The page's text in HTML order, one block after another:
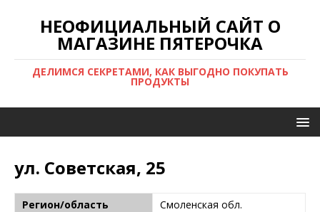
НЕОФИЦИАЛЬНЫЙ САЙТ О
МАГАЗИНЕ ПЯТЕРОЧКА
ДЕЛИМСЯ СЕКРЕТАМИ, КАК ВЫГОДНО ПОКУПАТЬ
ПРОДУКТЫ
ул. Советская, 25
Регион/область
Смоленская обл.